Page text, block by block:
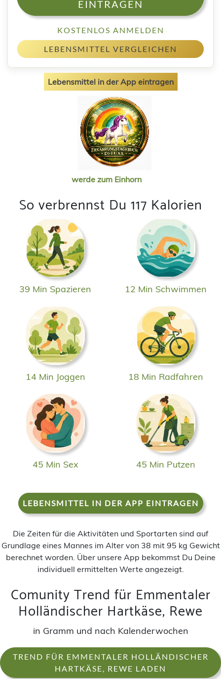
EINTRAGEN
KOSTENLOS ANMELDEN
LEBENSMITTEL VERGLEICHEN
Lebensmittel in der App eintragen
werde zum Einhorn
So verbrennst Du 117 Kalorien
39 Min Spazieren 12 Min Schwimmen
14 Min Joggen 18 Min Radfahren
45 Min Sex 45 Min Putzen
LEBENSMITTEL IN DER APP EINTRAGEN
Die Zeiten für die Aktivitäten und Sportarten sind auf
Grundlage eines Mannes im Alter von 38 mit 95 kg Gewicht
berechnet worden. Über unsere App bekommst Du Deine
individuell ermittelten Werte angezeigt.
Comunity Trend für Emmentaler
Holländischer Hartkäse, Rewe
in Gramm und nach Kalenderwochen
TREND FÜR EMMENTALER HOLLÄNDISCHER
HARTKÄSE, REWE LADEN